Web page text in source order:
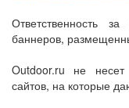
Ответственность
баннеров,
Outdoor.ru не несет
сайтов, на которые